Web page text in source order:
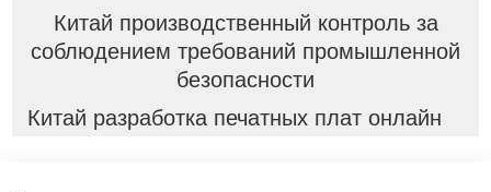
Китай производственный контроль за
соблюдением требований промышленной
безопасности
Китай разработка печатных плат онлайн